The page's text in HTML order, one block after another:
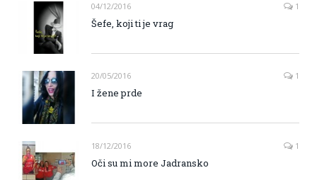
04/12/2016 1
Šefe, koji ti je vrag
20/05/2016 1
I žene prde
18/12/2016 1
Oči su mi more Jadransko